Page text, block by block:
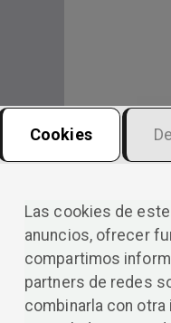
Cookies
Las cookies de
anuncios, ofrecer
compartimos
partners de redes
combinarla con otra